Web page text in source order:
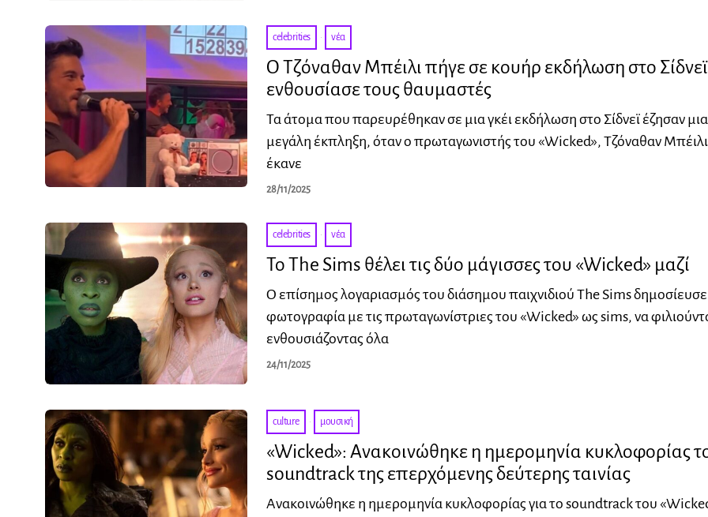
celebrities · νέα
Ο Τζόναθαν Μπέιλι πήγε σε κουήρ εκδήλωση στο
ενθουσίασε τους θαυμαστές
Τα άτομα που παρευρέθηκαν σε μια γκέι εκδήλωση στο Σίδνεϊ έζησαν μια
μεγάλη έκπληξη, όταν ο πρωταγωνιστής του «Wicked», Τζόναθαν
έκανε
28/11/2025
celebrities · νέα
Το The Sims θέλει τις δύο μάγισσες του «Wicked» μαζί
Ο επίσημος λογαριασμός του διάσημου παιχνιδιού The Sims
φωτογραφία με τις πρωταγωνίστριες του «Wicked» ως sims, να
ενθουσιάζοντας όλα
24/11/2025
culture · μουσική
«Wicked»: Ανακοινώθηκε η ημερομηνία κυκλοφορίας
soundtrack της επερχόμενης δεύτερης ταινίας
Ανακοινώθηκε η ημερομηνία κυκλοφορίας για το soundtrack του